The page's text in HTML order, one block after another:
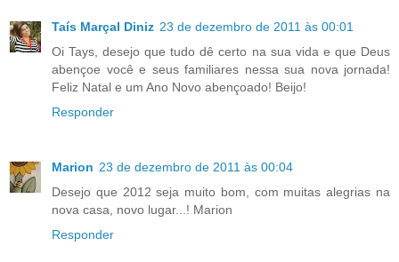
Taís Marçal Diniz 23 de dezembro de 2011 às 00:01
Oi Tays, desejo que tudo dê certo na sua vida e que Deus
abençoe você e seus familiares nessa sua nova jornada!
Feliz Natal e um Ano Novo abençoado! Beijo!
Responder
Marion 23 de dezembro de 2011 às 00:04
Desejo que 2012 seja muito bom, com muitas alegrias na
nova casa, novo lugar...! Marion
Responder